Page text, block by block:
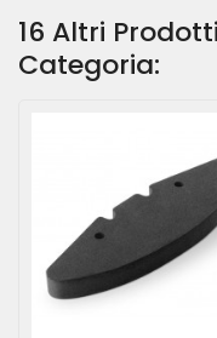
16 Altri
Categoria: